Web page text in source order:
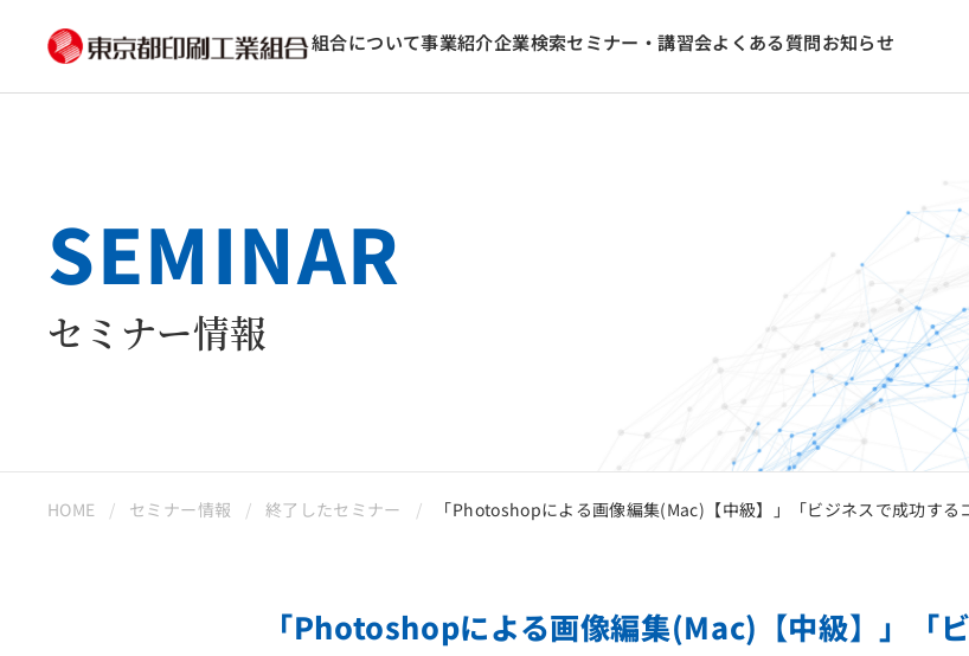
組合について事業紹介企業検索セミナー・講習会よくある質問お知らせ
SEMINAR
セミナー情報
HOME セミナー情報 終了したセミナー 「Photoshopによる画像編集(Mac)【中級】」「ビジネスで成功す
「Photoshopによる画像編集(Mac)【中級】」「